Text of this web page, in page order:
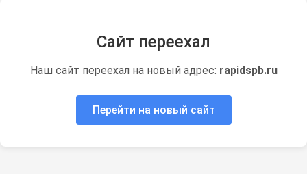
Сайт переехал
Наш сайт переехал на новый адрес: rapidspb.ru
Перейти на новый сайт